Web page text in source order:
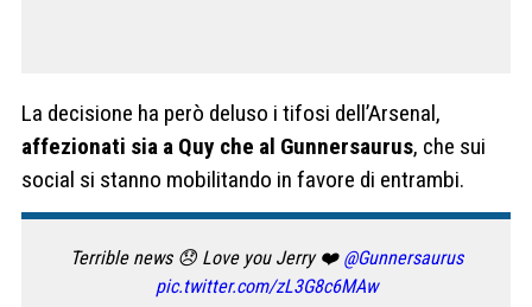
La decisione ha però deluso i tifosi dell’Arsenal,
affezionati sia a Quy che al Gunnersaurus, che sui
social si stanno mobilitando in favore di entrambi.
Terrible news 😞 Love you Jerry ❤️ @Gunnersaurus
pic.twitter.com/zL3G8c6MAw